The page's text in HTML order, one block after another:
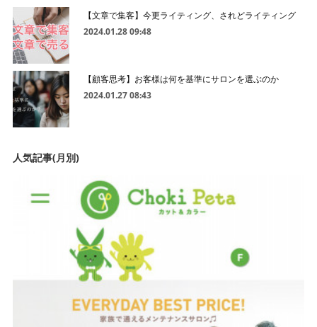
【文章で集客】今更ライティング、されどライティング
2024.01.28 09:48
【顧客思考】お客様は何を基準にサロンを選ぶのか
2024.01.27 08:43
人気記事(月別)